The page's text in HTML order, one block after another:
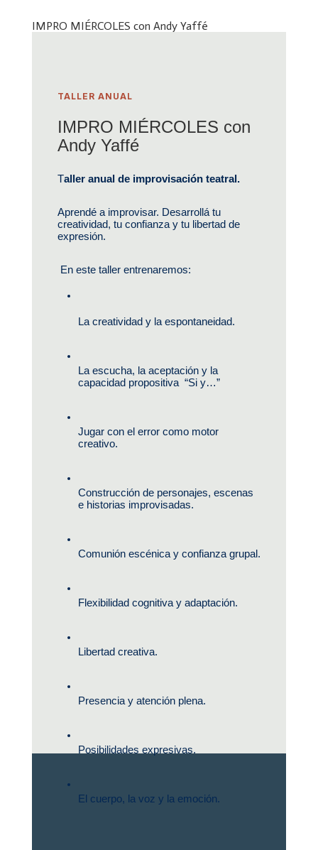
IMPRO MIÉRCOLES con Andy Yaffé
TALLER ANUAL
IMPRO MIÉRCOLES con
Andy Yaffé
Taller anual de improvisación teatral.
Aprendé a improvisar. Desarrollá tu
creatividad, tu confianza y tu libertad de
expresión.
En este taller entrenaremos:
La creatividad y la espontaneidad.
La escucha, la aceptación y la
capacidad propositiva  “Si y…”
Jugar con el error como motor
creativo.
Construcción de personajes, escenas
e historias improvisadas.
Comunión escénica y confianza grupal.
Flexibilidad cognitiva y adaptación.
Libertad creativa.
Presencia y atención plena.
Posibilidades expresivas.
El cuerpo, la voz y la emoción.